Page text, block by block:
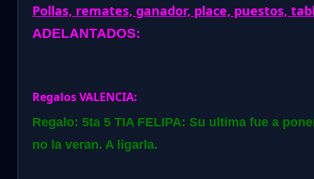
Pollas, remates, ganador, place, puestos,
ADELANTADOS:
Regalos VALENCIA:
Regalo: 5ta 5 TIA FELIPA: Su ultima fue a
no la veran. A ligarla.